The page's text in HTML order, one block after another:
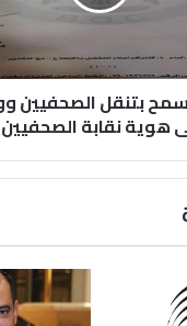
بتنقل الصحفيين
هوية نقابة الصحفيين